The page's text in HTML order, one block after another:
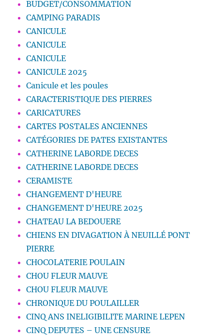
BUDGET/CONSOMMATION
CAMPING PARADIS
CANICULE
CANICULE
CANICULE
CANICULE 2025
Canicule et les poules
CARACTERISTIQUE DES PIERRES
CARICATURES
CARTES POSTALES ANCIENNES
CATÉGORIES DE PATES EXISTANTES
CATHERINE LABORDE DECES
CATHERINE LABORDE DECES
CERAMISTE
CHANGEMENT D'HEURE
CHANGEMENT D'HEURE 2025
CHATEAU LA BEDOUERE
CHIENS EN DIVAGATION À NEUILLÉ PONT
PIERRE
CHOCOLATERIE POULAIN
CHOU FLEUR MAUVE
CHOU FLEUR MAUVE
CHRONIQUE DU POULAILLER
CINQ ANS INELIGIBILITE MARINE LEPEN
CINQ DEPUTES – UNE CENSURE